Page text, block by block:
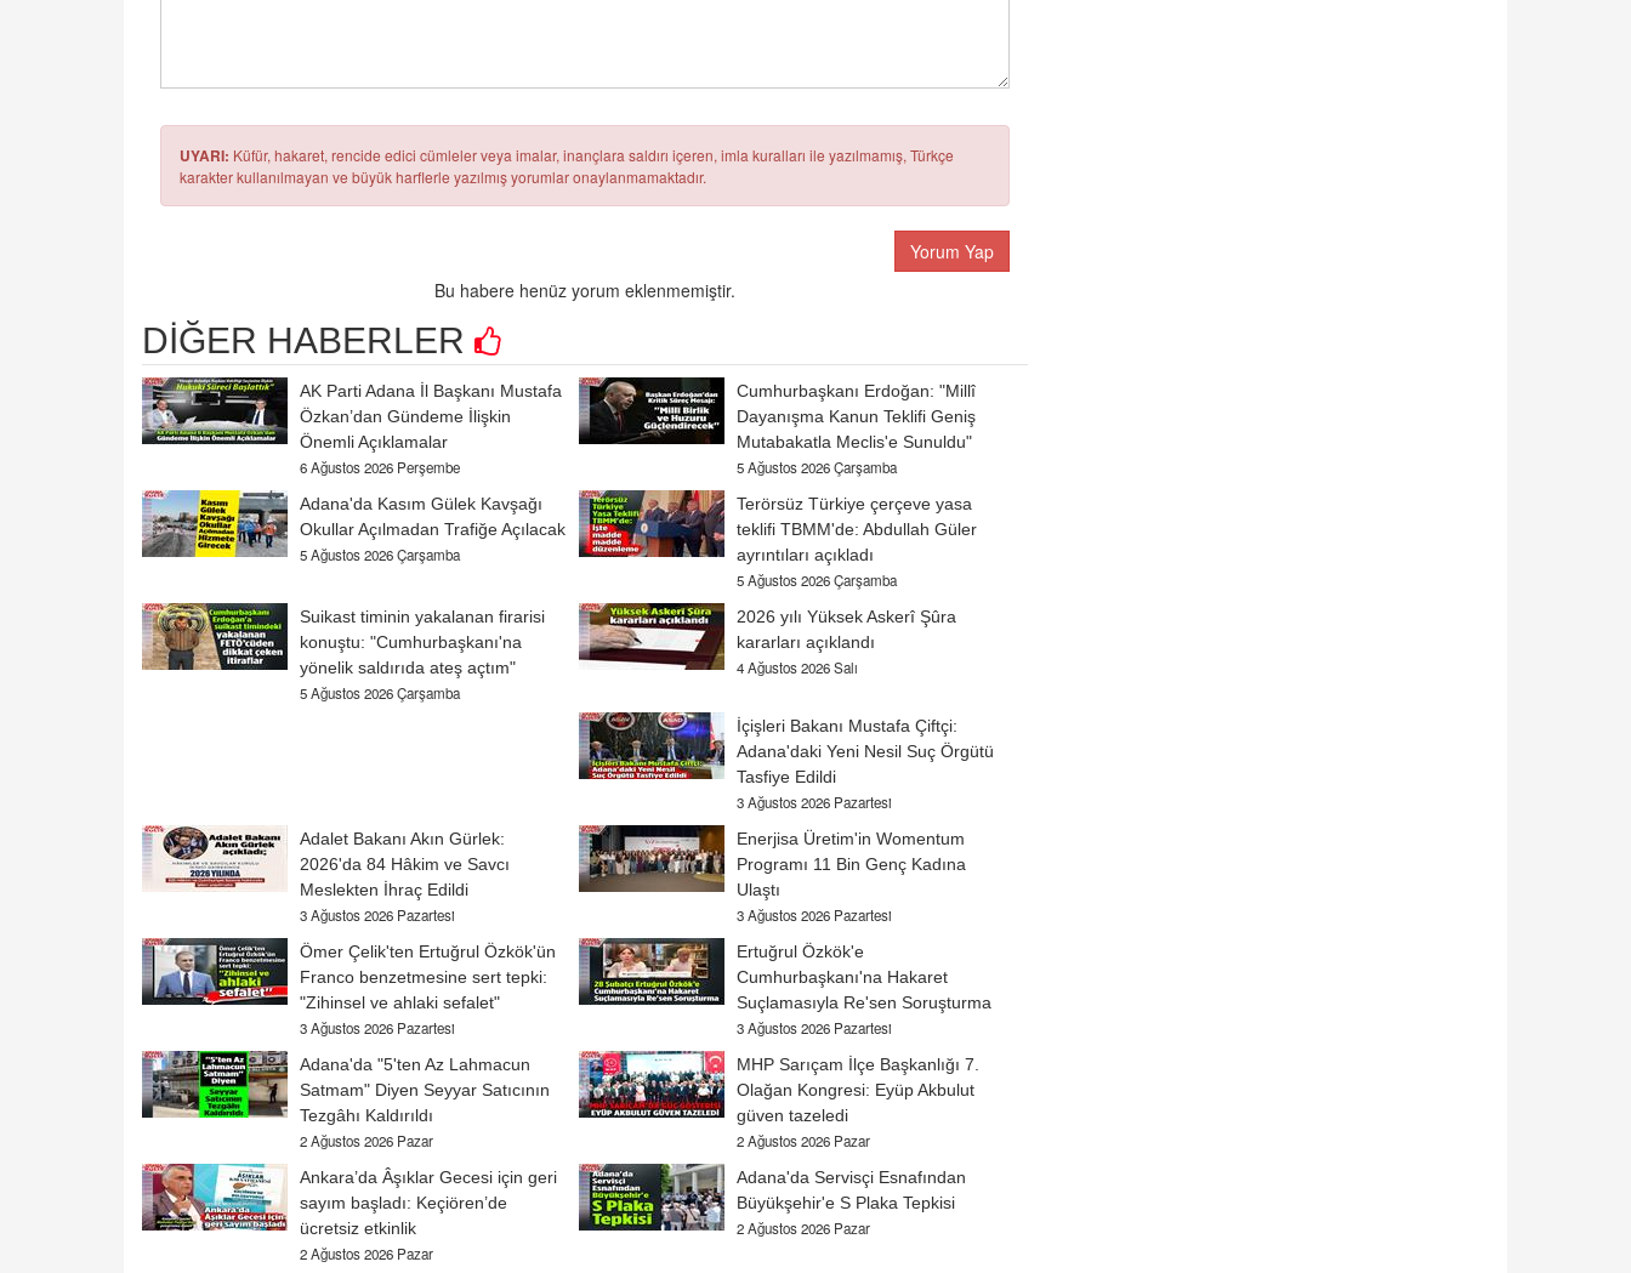
UYARI: Küfür, hakaret, rencide edici cümleler veya imalar, inançlara saldırı içeren, imla kuralları ile yazılmamış, Türkçe
karakter kullanılmayan ve büyük harflerle yazılmış yorumlar onaylanmamaktadır.
Yorum Yap
Bu habere henüz yorum eklenmemiştir.
DİĞER HABERLER
AK Parti Adana İl Başkanı Mustafa
Özkan’dan Gündeme İlişkin
Önemli Açıklamalar
6 Ağustos 2026 Perşembe
Cumhurbaşkanı Erdoğan: "Millî
Dayanışma Kanun Teklifi Geniş
Mutabakatla Meclis'e Sunuldu"
5 Ağustos 2026 Çarşamba
Adana'da Kasım Gülek Kavşağı
Okullar Açılmadan Trafiğe Açılacak
5 Ağustos 2026 Çarşamba
Terörsüz Türkiye çerçeve yasa
teklifi TBMM'de: Abdullah Güler
ayrıntıları açıkladı
5 Ağustos 2026 Çarşamba
Suikast timinin yakalanan firarisi
konuştu: "Cumhurbaşkanı'na
yönelik saldırıda ateş açtım"
5 Ağustos 2026 Çarşamba
2026 yılı Yüksek Askerî Şûra
kararları açıklandı
4 Ağustos 2026 Salı
İçişleri Bakanı Mustafa Çiftçi:
Adana'daki Yeni Nesil Suç Örgütü
Tasfiye Edildi
3 Ağustos 2026 Pazartesi
Adalet Bakanı Akın Gürlek:
2026'da 84 Hâkim ve Savcı
Meslekten İhraç Edildi
3 Ağustos 2026 Pazartesi
Enerjisa Üretim'in Womentum
Programı 11 Bin Genç Kadına
Ulaştı
3 Ağustos 2026 Pazartesi
Ömer Çelik'ten Ertuğrul Özkök'ün
Franco benzetmesine sert tepki:
"Zihinsel ve ahlaki sefalet"
3 Ağustos 2026 Pazartesi
Ertuğrul Özkök'e
Cumhurbaşkanı'na Hakaret
Suçlamasıyla Re'sen Soruşturma
3 Ağustos 2026 Pazartesi
Adana'da "5'ten Az Lahmacun
Satmam" Diyen Seyyar Satıcının
Tezgâhı Kaldırıldı
2 Ağustos 2026 Pazar
MHP Sarıçam İlçe Başkanlığı 7.
Olağan Kongresi: Eyüp Akbulut
güven tazeledi
2 Ağustos 2026 Pazar
Ankara’da Âşıklar Gecesi için geri
sayım başladı: Keçiören’de
ücretsiz etkinlik
2 Ağustos 2026 Pazar
Adana'da Servisçi Esnafından
Büyükşehir'e S Plaka Tepkisi
2 Ağustos 2026 Pazar